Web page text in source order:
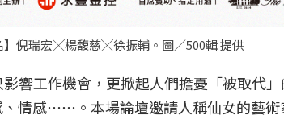
】倪瑞宏╳楊馥慈╳徐振輔。圖／500輯 提供
響工作機會，更掀起人們擔憂「被取代
情感⋯⋯。本場論壇邀請人稱仙女的藝